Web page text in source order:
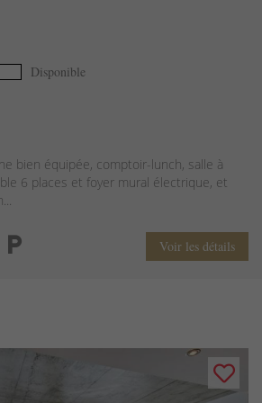
Disponible
bien équipée, comptoir-lunch, salle à
6 places et foyer mural électrique, et
Voir les détails